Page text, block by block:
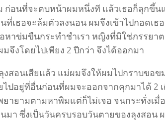
ก่อนที่จะตบหน้าผมหนึ่งที แล้วเธอก็ลุกขึ้น
ที่เธอจะล้มตัวลงนอน ผมจึงเข้าไปกอดเ
าข่มขืนกระทำชำเรา หญิงที่มิใช่ภรรยา
จึงโดยไปเพียง 2 ปีกว่า จึงได้ออกมา
สอนเสียแล้ว แม่ผมจึงให้ผมไปกราบขอ
ปอยู่ที่อื่นก่อนที่ผมจะออกจากคุกมาได้ 2
ยายามตามหาพิมแต่ก็ไม่เจอ จนกระทั่งเ
นมา ซึ่งเป็นวันครบรอบวันตายของลุงสอ